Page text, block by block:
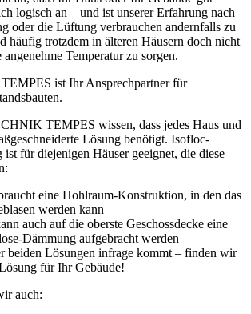
logisch an – und ist unserer Erfahrung nach
oder die Lüftung verbrauchen andernfalls zu
häufig trotzdem in älteren Häusern doch nicht
Temperatur zu sorgen.
ist Ihr Ansprechpartner für
TEMPES wissen, dass jedes Haus und
Lösung benötigt. Isofloc-
für diejenigen Häuser geeignet, die diese
eine Hohlraum-Konstruktion, in den das
werden kann
auch auf die oberste Geschossdecke eine
Dämmung aufgebracht werden
beiden Lösungen infrage kommt – finden wir
für Ihr Gebäude!
auch: